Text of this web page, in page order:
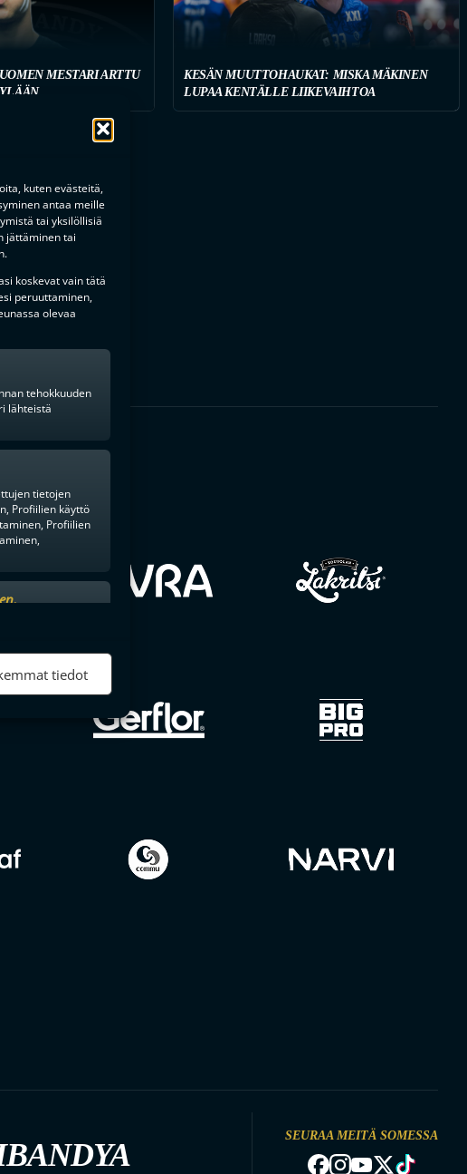
kuten evästeitä,
antaa meille
tai yksilöllisiä
jättäminen tai
koskevat vain tätä
peruuttaminen,
olevaa
tehokkuuden
lähteistä
tietojen
Profiilien käyttö
Profiilien
tiedot
MESTARI ARTTU
KESÄN MUUTTOHAUKAT: MISKA MÄKINEN
LUPAA KENTÄLLE LIIKEVAIHTOA
SEURAA MEITÄ SOMESSA